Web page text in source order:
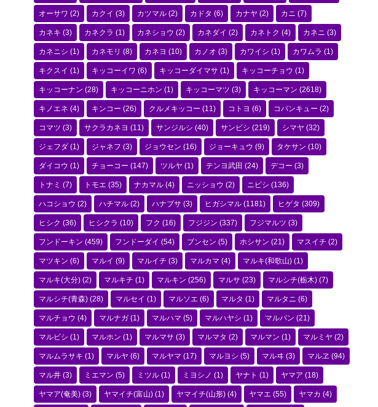
オーサワ (2) カクイ (3) カツマル (2) カドタ (6) カナヤ (2) カニ (7)
カネキ (3) カネクラ (1) カネショウ (2) カネダイ (2) カネトク (4) カネニ (3)
カネニシ (1) カネモリ (8) カネヨ (10) カノオ (3) カワイシ (1) カワムラ (1)
キクスイ (1) キッコーイワ (6) キッコーダイマサ (1) キッコーチョウ (1)
キッコーナン (28) キッコーニホン (1) キッコーマツ (3) キッコーマン (2618)
キノエネ (4) キンコー (26) クルメキッコー (11) コトヨ (6) コバンキュー (2)
コマツ (3) サクラカネヨ (11) サンジルシ (40) サンビシ (219) シマヤ (32)
ジェフダ (1) ジャネフ (3) ジョウセン (16) ジョーキュウ (9) タケサン (10)
ダイコウ (1) チョーコー (147) ツルヤ (1) テンヨ武田 (24) デコー (3)
トナミ (7) トモエ (35) ナカマル (4) ニッショウ (2) ニビシ (136)
ハコショウ (2) ハチマル (2) ハナブサ (3) ヒガシマル (1181) ヒゲタ (309)
ヒシク (36) ヒシクラ (10) フク (16) フジジン (337) フジマルツ (3)
フンドーキン (459) フンドーダイ (54) ブンセン (5) ホシサン (21) マスイチ (2)
マツキン (6) マルイ (9) マルイチ (3) マルカマ (4) マルキ(和歌山) (1)
マルキ(大分) (2) マルキチ (1) マルキン (256) マルサ (23) マルシチ(栃木) (7)
マルシチ(青森) (28) マルセイ (1) マルソエ (6) マルタ (1) マルタニ (6)
マルチョウ (4) マルナガ (1) マルハマ (5) マルハヤシ (1) マルバン (21)
マルビシ (1) マルホン (1) マルマサ (3) マルマタ (2) マルマン (1) マルミヤ (2)
マルムラサキ (1) マルヤ (6) マルヤマ (17) マルヨシ (5) マルヰ (3) マルヱ (94)
マル井 (3) ミエマン (5) ミツル (1) ミヨシノ (1) ヤナト (1) ヤマア (18)
ヤマア(奄美) (3) ヤマイチ(富山) (1) ヤマイチ(山形) (4) ヤマエ (55) ヤマカ (4)